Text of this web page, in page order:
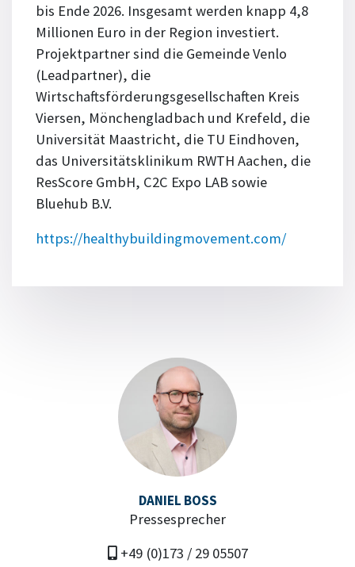
DANIEL BOSS
Pressesprecher
+49 (0)173 / 29 05507
bis Ende 2026. Insgesamt werden knapp 4,8
Millionen Euro in der Region investiert.
Projektpartner sind die Gemeinde Venlo
(Leadpartner), die
Wirtschaftsförderungsgesellschaften Kreis
Viersen, Mönchengladbach und Krefeld, die
Universität Maastricht, die TU Eindhoven,
das Universitätsklinikum RWTH Aachen, die
ResScore GmbH, C2C Expo LAB sowie
Bluehub B.V.
https://healthybuildingmovement.com/